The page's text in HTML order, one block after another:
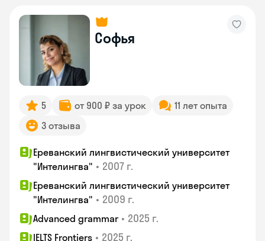
Софья
5 от 900 ₽ за урок
11 лет опыта
3 отзыва
Ереванский лингвистический университет
"Интелингва" • 2007 г.
Ереванский лингвистический университет
"Интелингва" • 2009 г.
Advanced grammar • 2025 г.
IELTS Frontiers • 2025 г.